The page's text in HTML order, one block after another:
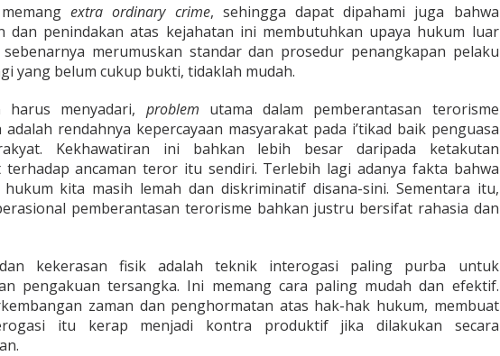
extra ordinary crime, sehingga dapat dipahami juga bahwa
dan penindakan atas kejahatan ini membutuhkan upaya hukum luar
sebenarnya merumuskan standar dan prosedur penangkapan pelaku
yang belum cukup bukti, tidaklah mudah.
harus menyadari, problem utama dalam pemberantasan terorisme
adalah rendahnya kepercayaan masyarakat pada i’tikad baik penguasa
Kekhawatiran ini bahkan lebih besar daripada ketakutan
terhadap ancaman teror itu sendiri. Terlebih lagi adanya fakta bahwa
hukum kita masih lemah dan diskriminatif disana-sini. Sementara itu,
pemberantasan terorisme bahkan justru bersifat rahasia dan
kekerasan fisik adalah teknik interogasi paling purba untuk
pengakuan tersangka. Ini memang cara paling mudah dan efektif.
zaman dan penghormatan atas hak-hak hukum, membuat
itu kerap menjadi kontra produktif jika dilakukan secara